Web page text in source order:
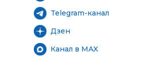
Telegram-канал
Дзен
Канал в MAX